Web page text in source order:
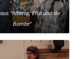
“Alberto, Elsa und die
Bombe”